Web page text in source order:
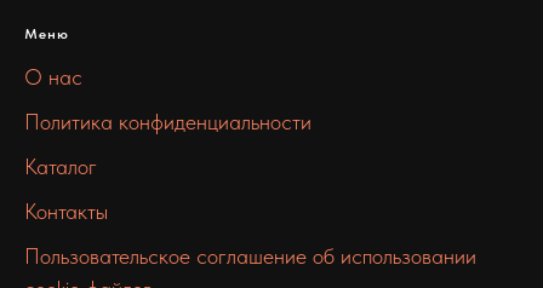
Меню
О нас
Политика конфиденциальности
Каталог
Контакты
Пользовательское соглашение об использовании